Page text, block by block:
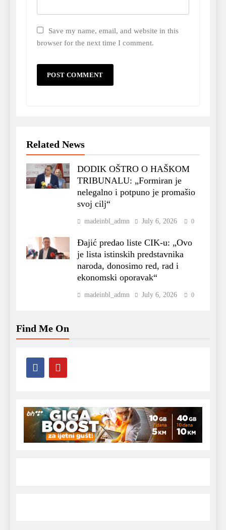
Save my name, email, and website in this
browser for the next time I comment.
Related News
DODIK OŠTRO O HAŠKOM
TRIBUNALU: „Formiran je
nelegalno i potpuno je promašio
svoj cilj“
madeinbl_admn July 6, 2026 0
Đajić predao liste CIK-u: „Ovo
je lista istinskih predstavnika
naroda, donosimo red, rad i
ekonomski oporavak“
madeinbl_admn July 6, 2026 0
Find Me On